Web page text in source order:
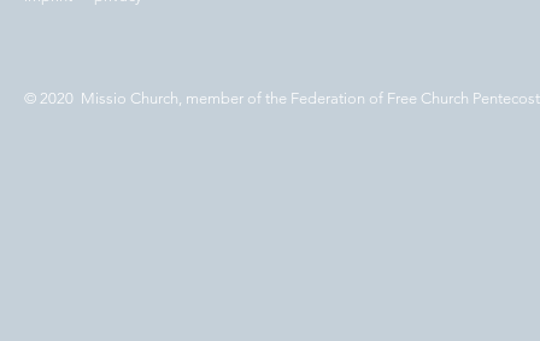
© 2020 Missio Church, member of the Federation of Free Church